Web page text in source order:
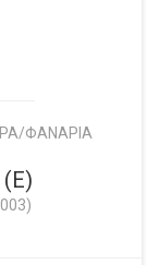
ΦΑΝΑΡΙΑ